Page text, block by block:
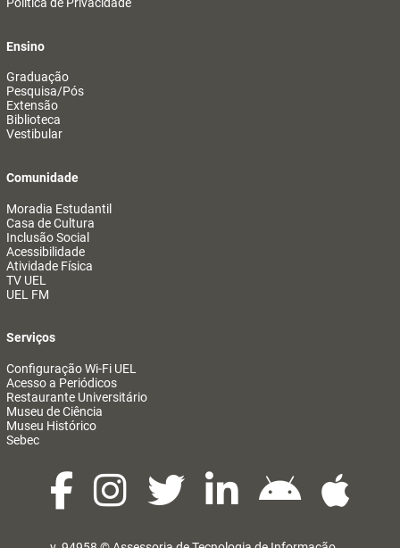
Política de Privacidade
Ensino
Graduação
Pesquisa/Pós
Extensão
Biblioteca
Vestibular
Comunidade
Moradia Estudantil
Casa de Cultura
Inclusão Social
Acessibilidade
Atividade Física
TV UEL
UEL FM
Serviços
Configuração Wi-Fi UEL
Acesso a Periódicos
Restaurante Universitário
Museu de Ciência
Museu Histórico
Sebec